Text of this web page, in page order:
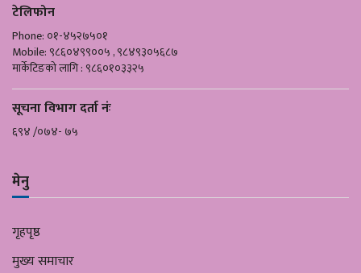
टेलिफोन
Phone: ०१-४५२७५०१
Mobile: ९८६०४९९००५ , ९८४९३०५६८७
मार्केटिङको लागि : ९८६०१०३३२५
सूचना विभाग दर्ता नंः
६९४ /०७४- ७५
मेनु
गृहपृष्ठ
मुख्य समाचार